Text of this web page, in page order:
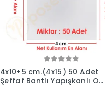
4x10+5 cm.(4x15) 50 Adet
Şeffaf Bantlı Yapışkanlı OPP